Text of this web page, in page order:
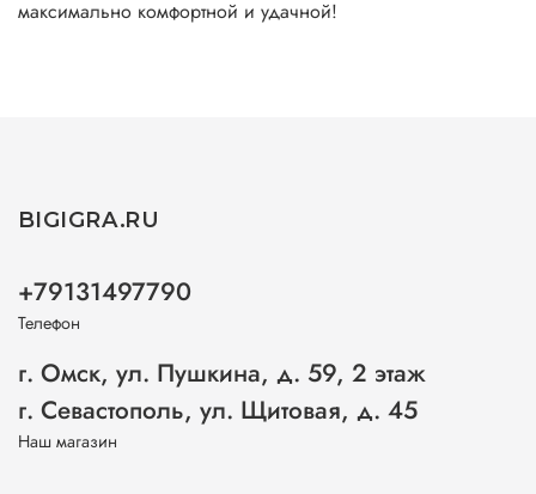
максимально комфортной и удачной!
BIGIGRA.RU
+79131497790
Телефон
г. Омск, ул. Пушкина, д. 59, 2 этаж
г. Севастополь, ул. Щитовая, д. 45
Наш магазин